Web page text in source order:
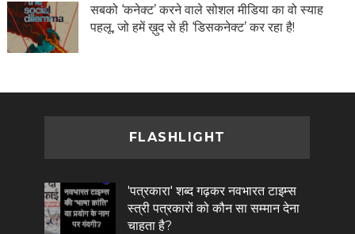
सबको ‘कनेक्ट’ करने वाले सोशल मीडिया का वो स्याह
पहलू, जो हमें ख़ुद से ही ‘डिसकनेक्ट’ कर रहा है!
FLASHLIGHT
'पत्रकारा' शब्द गढ़कर नवभारत टाइम्स
स्त्री पत्रकारों को कौन सा सम्मान देना
चाहता है?